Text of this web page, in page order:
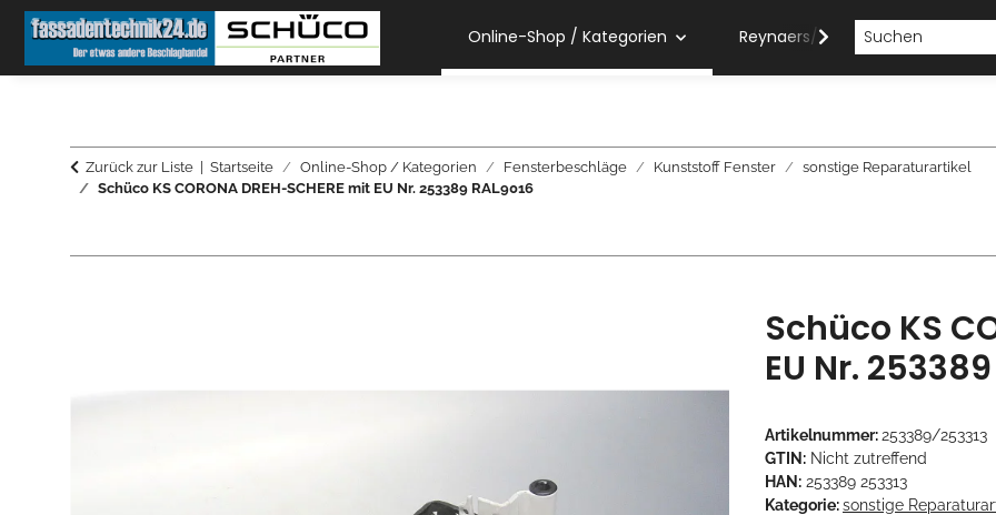
Online-Shop / Kategorien Reynaers/Sobinco Verarbeiter
Zurück zur Liste Startseite Online-Shop / Kategorien Fensterbeschläge Kunststoff Fenster
sonstige Reparaturartikel
Schüco KS CORONA DREH-SCHERE mit EU Nr. 253389 RAL9016
Schüco KS
EU Nr.
Artikelnummer:253389/253313
GTIN: Nicht zutreffend
HAN: 253389 253313
Kategorie:sonstige